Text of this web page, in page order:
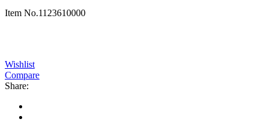
Item No.1123610000
Wishlist
Compare
Share: